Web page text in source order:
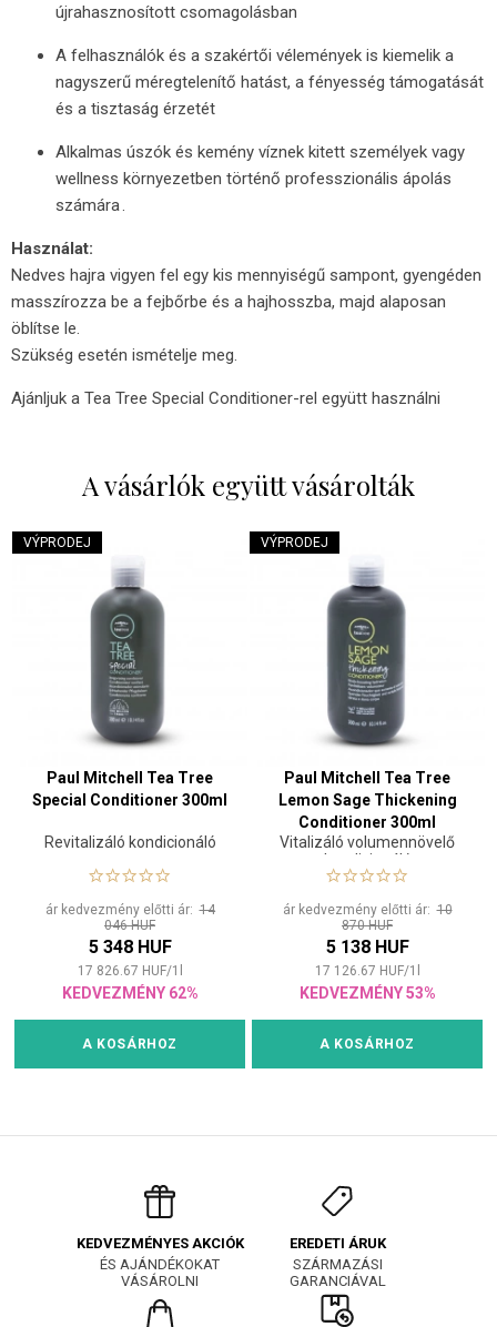
újrahasznosított csomagolásban
A felhasználók és a szakértői vélemények is kiemelik a
nagyszerű méregtelenítő hatást, a fényesség támogatását
és a tisztaság érzetét
Alkalmas úszók és kemény víznek kitett személyek vagy
wellness környezetben történő professzionális ápolás
számára.
Használat:
Nedves hajra vigyen fel egy kis mennyiségű sampont, gyengéden
masszírozza be a fejbőrbe és a hajhosszba, majd alaposan
öblítse le.
Szükség esetén ismételje meg.
Ajánljuk a Tea Tree Special Conditioner-rel együtt használni
A vásárlók együtt vásárolták
VÝPRODEJ
Paul Mitchell Tea Tree
Special Conditioner 300ml
Revitalizáló kondicionáló
ár kedvezmény előtti ár:14
046 HUF
5 348 HUF
17 826.67 HUF/1
KEDVEZMÉNY 62%
A KOSÁRHOZ
VÝPRODEJ
Paul Mitchell Tea Tree
Lemon Sage Thickening
Conditioner 300ml
Vitalizáló volumennövelő
kondicionáló
ár kedvezmény előtti ár:10
870 HUF
5 138 HUF
17 126.67 HUF/1
KEDVEZMÉNY 53%
A KOSÁRHOZ
KEDVEZMÉNYES AKCIÓK
ÉS AJÁNDÉKOKAT
VÁSÁROLNI
EREDETI ÁRUK
SZÁRMAZÁSI
GARANCIÁVAL